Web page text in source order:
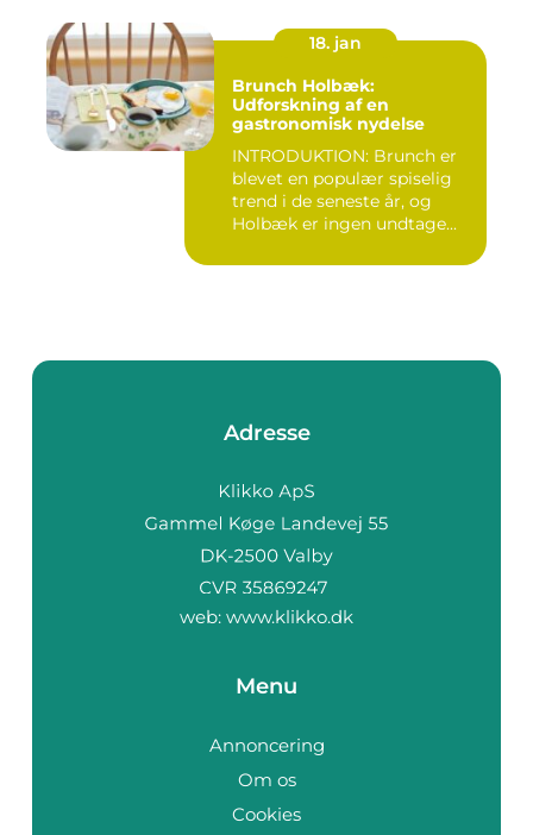
18. jan
Brunch Holbæk:
Udforskning af en
gastronomisk nydelse
INTRODUKTION: Brunch er
blevet en populær spiselig
trend i de seneste år, og
Holbæk er ingen undtage...
Adresse
web: www.klikko.dk
Menu
Annoncering
Om os
Cookies